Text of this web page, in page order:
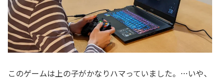
このゲームは上の子がかなりハマっていました。…いや、